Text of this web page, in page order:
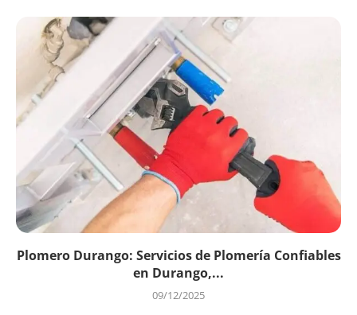
Plomero Durango: Servicios de Plomería Confiables
en Durango,...
09/12/2025